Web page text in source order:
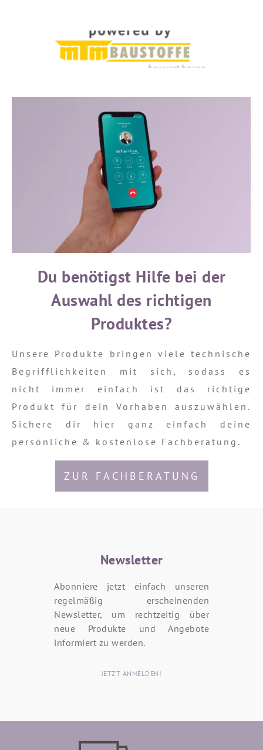
Du benötigst Hilfe bei der
Auswahl des richtigen
Produktes?
Unsere Produkte bringen viele technische
Begrifflichkeiten mit sich, sodass es
nicht immer einfach ist das richtige
Produkt für dein Vorhaben auszuwählen.
Sichere dir hier ganz einfach deine
persönliche & kostenlose Fachberatung.
ZUR FACHBERATUNG
Newsletter
Abonniere jetzt einfach unseren
regelmäßig erscheinenden
Newsletter, um rechtzeitig über
neue Produkte und Angebote
informiert zu werden.
JETZT ANMELDEN!